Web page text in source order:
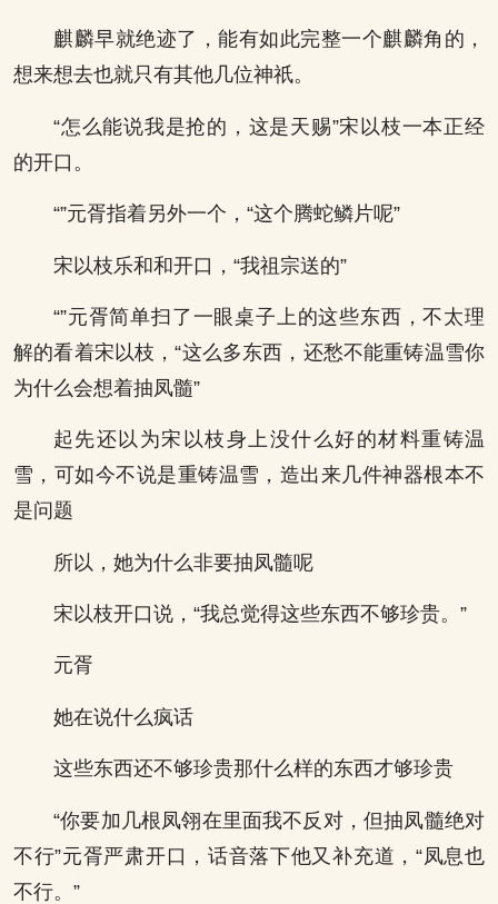
麒麟早就绝迹了，能有如此完整一个麒麟角的，
想来想去也就只有其他几位神祇。
“怎么能说我是抢的，这是天赐”宋以枝一本正经
的开口。
“”元胥指着另外一个，“这个腾蛇鳞片呢”
宋以枝乐和和开口，“我祖宗送的”
“”元胥简单扫了一眼桌子上的这些东西，不太理
解的看着宋以枝，“这么多东西，还愁不能重铸温雪你
为什么会想着抽凤髓”
起先还以为宋以枝身上没什么好的材料重铸温
雪，可如今不说是重铸温雪，造出来几件神器根本不
是问题
所以，她为什么非要抽凤髓呢
宋以枝开口说，“我总觉得这些东西不够珍贵。”
元胥
她在说什么疯话
这些东西还不够珍贵那什么样的东西才够珍贵
“你要加几根凤翎在里面我不反对，但抽凤髓绝对
不行”元胥严肃开口，话音落下他又补充道，“凤息也
不行。”